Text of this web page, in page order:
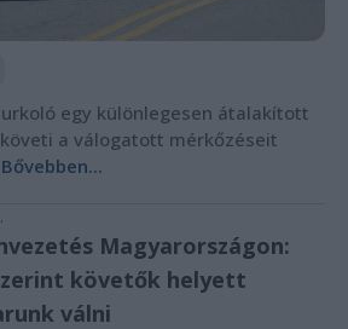
egy különlegesen átalakított
a válogatott mérkőzéseit
Bővebben...
Magyarországon:
követők helyett
válni